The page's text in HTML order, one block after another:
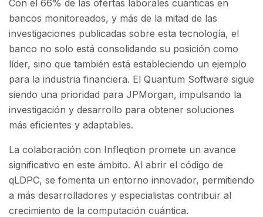
Con el 66% de las ofertas laborales cuánticas en
bancos monitoreados, y más de la mitad de las
investigaciones publicadas sobre esta tecnología, el
banco no solo está consolidando su posición como
líder, sino que también está estableciendo un ejemplo
para la industria financiera. El Quantum Software sigue
siendo una prioridad para JPMorgan, impulsando la
investigación y desarrollo para obtener soluciones
más eficientes y adaptables.
La colaboración con Infleqtion promete un avance
significativo en este ámbito. Al abrir el código de
qLDPC, se fomenta un entorno innovador, permitiendo
a más desarrolladores y especialistas contribuir al
crecimiento de la computación cuántica.